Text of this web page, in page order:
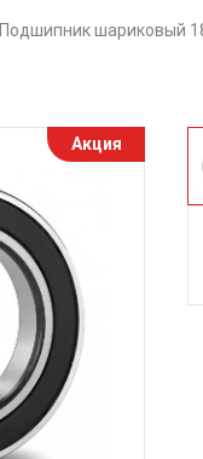
Подшипник шариковый
Акция